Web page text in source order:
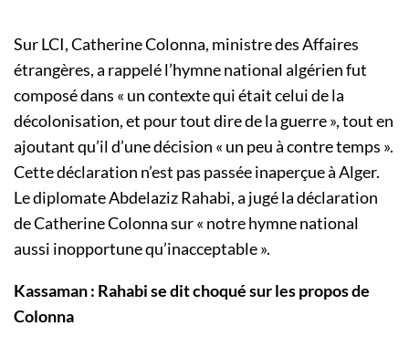
Sur LCI, Catherine Colonna, ministre des Affaires
étrangères, a rappelé l’hymne national algérien fut
composé dans « un contexte qui était celui de la
décolonisation, et pour tout dire de la guerre », tout en
ajoutant qu’il d’une décision « un peu à contre temps ».
Cette déclaration n’est pas passée inaperçue à Alger.
Le diplomate Abdelaziz Rahabi, a jugé la déclaration
de Catherine Colonna sur « notre hymne national
aussi inopportune qu’inacceptable ».
Kassaman : Rahabi se dit choqué sur les propos de
Colonna